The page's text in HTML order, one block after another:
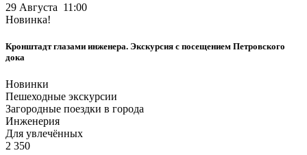
29 Августа 11:00
Новинка!
Кронштадт глазами инженера. Экскурсия с посещением Петровского
дока
Новинки
Пешеходные экскурсии
Загородные поездки в города
Инженерия
Для увлечённых
2 350